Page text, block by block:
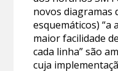
novos diagramas
esquemáticos) “a
maior facilidade
cada linha” são
cuja